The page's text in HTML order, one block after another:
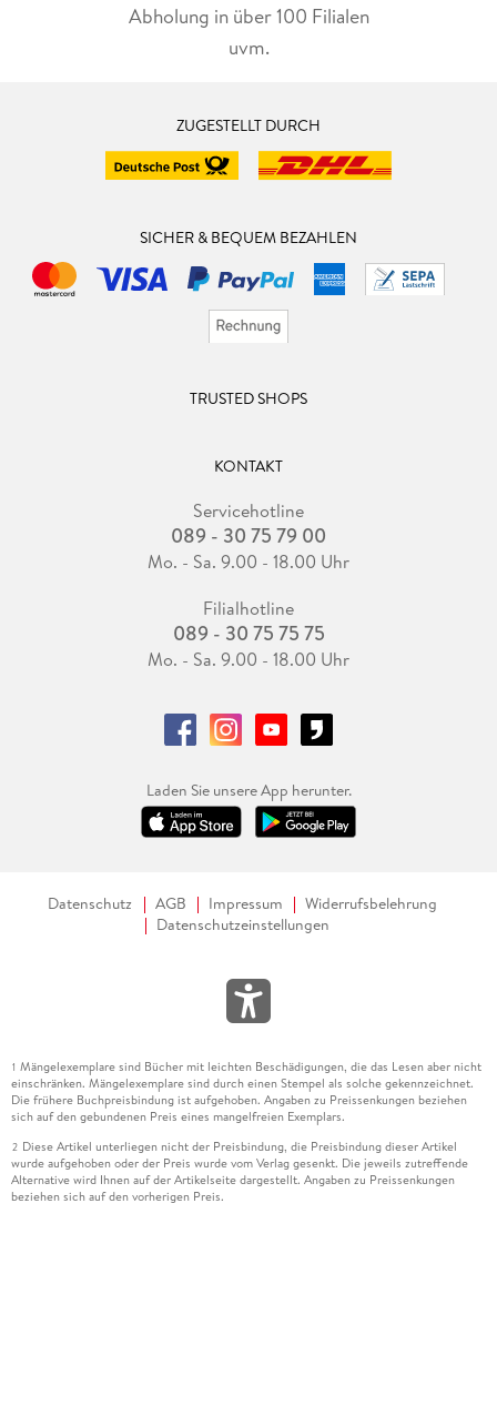
Abholung in über 100 Filialen
uvm.
ZUGESTELLT DURCH
SICHER & BEQUEM BEZAHLEN
TRUSTED SHOPS
KONTAKT
Servicehotline
089 - 30 75 79 00
Mo. - Sa. 9.00 - 18.00 Uhr
Filialhotline
089 - 30 75 75 75
Mo. - Sa. 9.00 - 18.00 Uhr
Laden Sie unsere App herunter.
Datenschutz AGB Impressum
Widerrufsbelehrung
Datenschutzeinstellungen
1 Mängelexemplare sind Bücher mit leichten Beschädigungen, die das Lesen aber nicht
einschränken. Mängelexemplare sind durch einen Stempel als solche gekennzeichnet.
Die frühere Buchpreisbindung ist aufgehoben. Angaben zu Preissenkungen beziehen
sich auf den gebundenen Preis eines mangelfreien Exemplars.
2 Diese Artikel unterliegen nicht der Preisbindung, die Preisbindung dieser Artikel
wurde aufgehoben oder der Preis wurde vom Verlag gesenkt. Die jeweils zutreffende
Alternative wird Ihnen auf der Artikelseite dargestellt. Angaben zu Preissenkungen
beziehen sich auf den vorherigen Preis.